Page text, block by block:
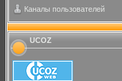
Каналы пользователей
UCOZ